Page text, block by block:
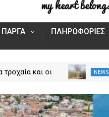
ΠΛΗΡΟΦΟΡΙΕΣ
τροχαία και οι
NEWS